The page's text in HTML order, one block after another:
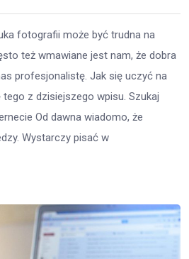
fotografii może być trudna na
też wmawiane jest nam, że dobra
profesjonalistę. Jak się uczyć na
tego z dzisiejszego wpisu. Szukaj
Od dawna wiadomo, że
Wystarczy pisać w